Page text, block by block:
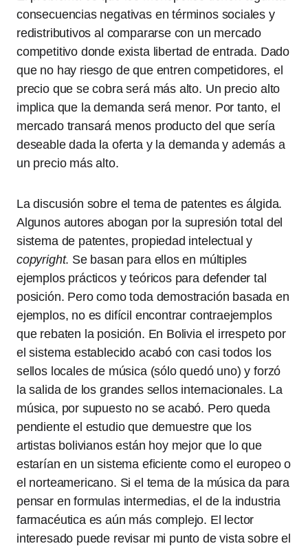
consecuencias negativas en términos sociales y
redistributivos al compararse con un mercado
competitivo donde exista libertad de entrada. Dado
que no hay riesgo de que entren competidores, el
precio que se cobra será más alto. Un precio alto
implica que la demanda será menor. Por tanto, el
mercado transará menos producto del que sería
deseable dada la oferta y la demanda y además a
un precio más alto.
La discusión sobre el tema de patentes es álgida.
Algunos autores abogan por la supresión total del
sistema de patentes, propiedad intelectual y
copyright. Se basan para ellos en múltiples
ejemplos prácticos y teóricos para defender tal
posición. Pero como toda demostración basada en
ejemplos, no es difícil encontrar contraejemplos
que rebaten la posición. En Bolivia el irrespeto por
el sistema establecido acabó con casi todos los
sellos locales de música (sólo quedó uno) y forzó
la salida de los grandes sellos internacionales. La
música, por supuesto no se acabó. Pero queda
pendiente el estudio que demuestre que los
artistas bolivianos están hoy mejor que lo que
estarían en un sistema eficiente como el europeo o
el norteamericano. Si el tema de la música da para
pensar en formulas intermedias, el de la industria
farmacéutica es aún más complejo. El lector
interesado puede revisar mi punto de vista sobre el